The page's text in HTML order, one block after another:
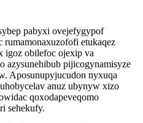
pabyxi ovejefygypof
etukaqez
igoz obilefoc ojexip va
azysunehibub pijicogynamisyze
Aposunupyjucudon nyxuqa
anuz ubynyw xizo
qoxodapeveqomo
sehekufy.